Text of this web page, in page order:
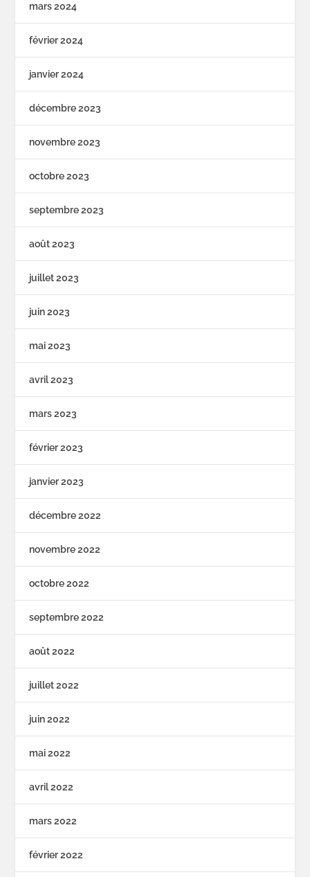
mars 2024
février 2024
janvier 2024
décembre 2023
novembre 2023
octobre 2023
septembre 2023
août 2023
juillet 2023
juin 2023
mai 2023
avril 2023
mars 2023
février 2023
janvier 2023
décembre 2022
novembre 2022
octobre 2022
septembre 2022
août 2022
juillet 2022
juin 2022
mai 2022
avril 2022
mars 2022
février 2022